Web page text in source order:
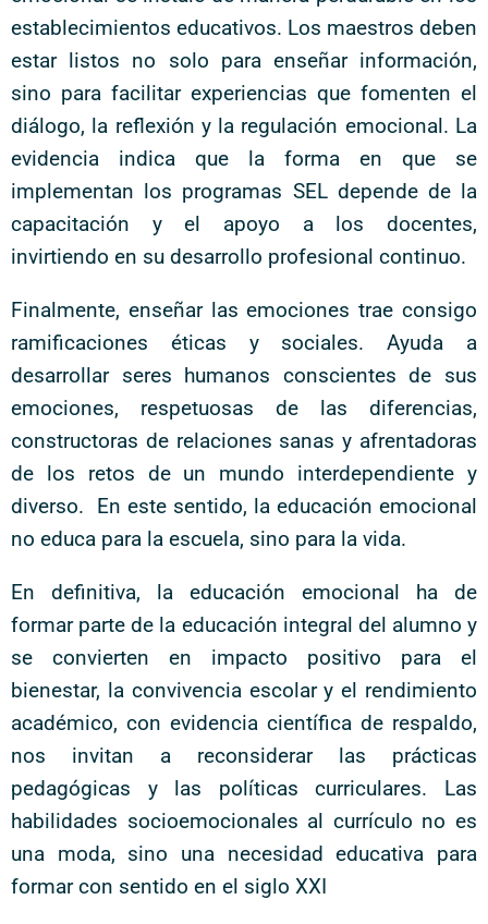
establecimientos educativos. Los maestros deben
estar listos no solo para enseñar información,
sino para facilitar experiencias que fomenten el
diálogo, la reflexión y la regulación emocional. La
evidencia indica que la forma en que se
implementan los programas SEL depende de la
capacitación y el apoyo a los docentes,
invirtiendo en su desarrollo profesional continuo.
Finalmente, enseñar las emociones trae consigo
ramificaciones éticas y sociales. Ayuda a
desarrollar seres humanos conscientes de sus
emociones, respetuosas de las diferencias,
constructoras de relaciones sanas y afrentadoras
de los retos de un mundo interdependiente y
diverso. En este sentido, la educación emocional
no educa para la escuela, sino para la vida.
En definitiva, la educación emocional ha de
formar parte de la educación integral del alumno y
se convierten en impacto positivo para el
bienestar, la convivencia escolar y el rendimiento
académico, con evidencia científica de respaldo,
nos invitan a reconsiderar las prácticas
pedagógicas y las políticas curriculares. Las
habilidades socioemocionales al currículo no es
una moda, sino una necesidad educativa para
formar con sentido en el siglo XXI